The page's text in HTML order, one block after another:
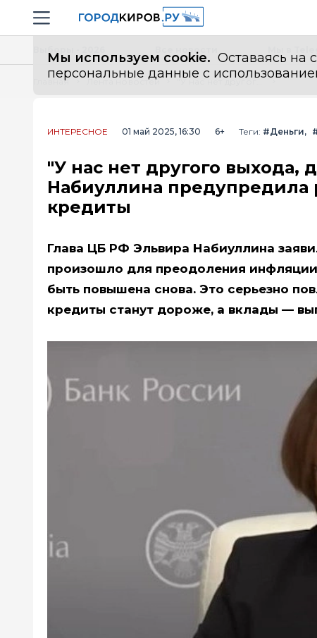
Навигация сайта
Мы используем cookie. Оставаясь на
персональные данные с
Все новости
Главная Лента новостей
ИНТЕРЕСНОЕ 01 май 2025, 16:30 6+ Теги: #Деньги
"У нас нет другого выхода,
Набиуллина
кредиты
Глава ЦБ РФ Эльвира Набиуллина
произошло для преодоления
быть повышена снова. Это серьезно
кредиты станут дороже, а вклады —